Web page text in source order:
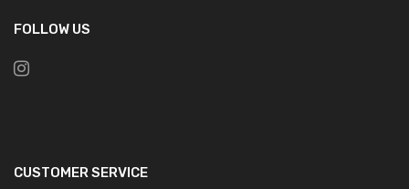
FOLLOW US
CUSTOMER SERVICE